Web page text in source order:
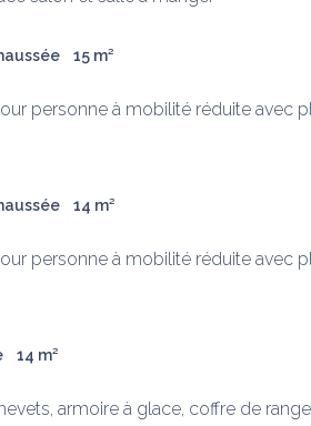
15 m²
personne à mobilité réduite avec
14 m²
personne à mobilité réduite avec
14 m²
armoire à glace, coffre de